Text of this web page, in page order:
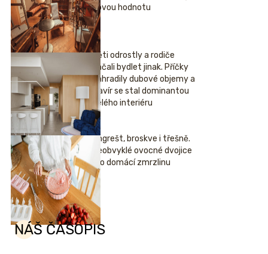
novou hodnotu
Děti odrostly a rodiče
začali bydlet jinak. Příčky
nahradily dubové objemy a
klavír se stal dominantou
celého interiéru
Angrešt, broskve i třešně.
Neobvyklé ovocné dvojice
pro domácí zmrzlinu
NÁŠ ČASOPIS